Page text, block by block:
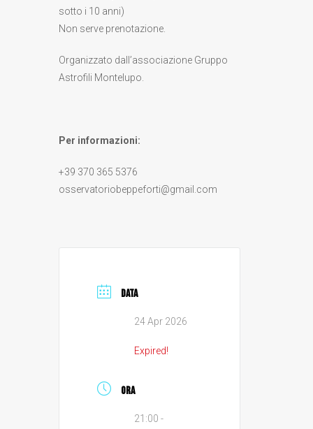
sotto i 10 anni)
Non serve prenotazione.
Organizzato dall’associazione Gruppo
Astrofili Montelupo.
Per informazioni:
+39 370 365 5376
osservatoriobeppeforti@gmail.com
DATA
24 Apr 2026
Expired!
ORA
21:00 -